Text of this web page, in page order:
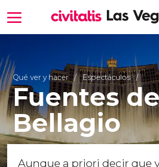
Qué ver y hacer Espectáculos
Fuentes
Bellagio
Aunque a priori decir que